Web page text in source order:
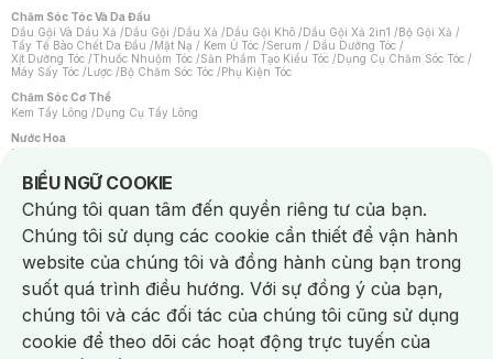
Chăm Sóc Tóc Và Da Đầu
Dầu Gội Và Dầu Xả /Dầu Gội /Dầu Xả /Dầu Gội Khô /Dầu Gội Xả 2in1 /Bộ Gội Xả /
Tẩy Tế Bào Chết Da Đầu /Mặt Nạ / Kem Ủ Tóc /Serum / Dầu Dưỡng Tóc /
Xịt Dưỡng Tóc /Thuốc Nhuộm Tóc /Sản Phẩm Tạo Kiểu Tóc /Dụng Cụ Chăm Sóc Tóc /
Máy Sấy Tóc /Lược /Bộ Chăm Sóc Tóc /Phụ Kiện Tóc
Chăm Sóc Cơ Thể
Kem Tẩy Lông /Dụng Cụ Tẩy Lông
Nước Hoa
Nước Hoa Nữ
Chăm Sóc Cá Nhân
Chống Muỗi /Khẩu Trang /Máy Massage/Mặt Nạ Xông Hơi /Nước Rửa Tay/
Sản Phẩm Chăm Sóc Khác /Bàn Chải Đánh Răng /Bàn Chải Điện/
Hỗ Trợ Trắng Răng/Kem Đánh Răng /Máy Tăm Nước/ Nước Súc Miệng/
Tăm / Chỉ Nha Khoa/ Xịt Thơm Miệng / Dung Dịch Vệ Sinh/Dưỡng Vùng Kín/
Khăn Ướt Vệ Sinh Vùng Kín/Băng Vệ Sinh/Tampon/Bọt Cạo Râu /Dao Cạo Râu/
Máy Cạo Râu
Vấn Đề Về Da
Da Dầu / Lỗ Chân Lông To/ Da Khô / Mất Nước/ Da Lão Hóa/ Da Mụn/
Da Nhạy Cảm / Kích Ứng
Da Xỉn Màu Thâm / Nám / Tàn Nhang
Quầng Thâm & Bọng Mắt /Sẹo /Viêm Da Cơ Địa
BIỂU NGỮ COOKIE
Notice about cookies usage
Chúng tôi quan tâm đến quyền riêng tư của bạn.
Chúng tôi sử dụng các cookie cần thiết để vận hành
website của chúng tôi và đồng hành cùng bạn trong
suốt quá trình điều hướng. Với sự đồng ý của bạn,
chúng tôi và các đối tác của chúng tôi cũng sử dụng
cookie để theo dõi các hoạt động trực tuyến của